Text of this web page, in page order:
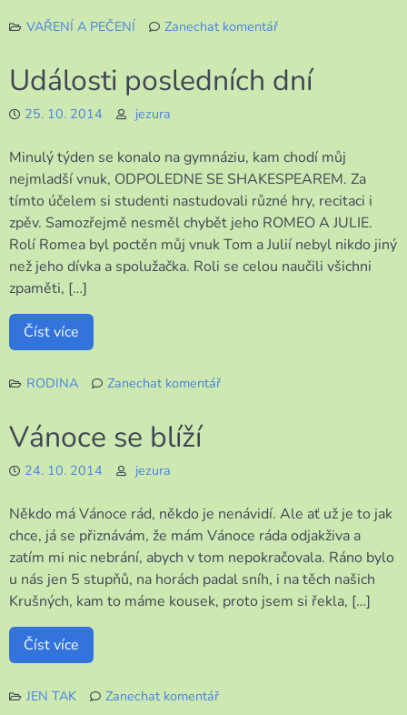
VAŘENÍ A PEČENÍ
Zanechat komentář
jsem
Události posledních dní
25. 10. 2014 jezura
Minulý týden se konalo na gymnáziu, kam chodí můj
nejmladší vnuk, ODPOLEDNE SE SHAKESPEAREM. Za
tímto účelem si studenti nastudovali různé hry, recitaci i
zpěv. Samozřejmě nesměl chybět jeho ROMEO A JULIE.
Rolí Romea byl poctěn můj vnuk Tom a Julií nebyl nikdo jiný
než jeho dívka a spolužačka. Roli se celou naučili všichni
zpaměti, […]
Číst více
RODINA
Zanechat komentář
Vánoce se blíží
24. 10. 2014 jezura
Někdo má Vánoce rád, někdo je nenávidí. Ale ať už je to jak
chce, já se přiznávám, že mám Vánoce ráda odjakživa a
zatím mi nic nebrání, abych v tom nepokračovala. Ráno bylo
u nás jen 5 stupňů, na horách padal sníh, i na těch našich
Krušných, kam to máme kousek, proto jsem si řekla, […]
Číst více
JEN TAK
Zanechat komentář